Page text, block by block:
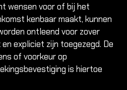
wensen voor of bij het
kenbaar maakt, kunnen
ontleend voor zover
expliciet zijn toegezegd. De
of voorkeur op
is hiertoe